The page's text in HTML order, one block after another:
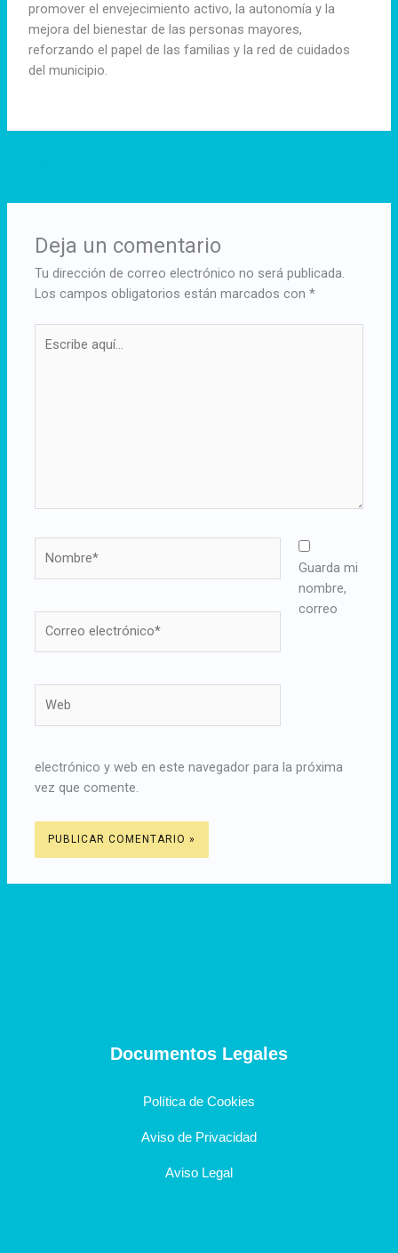
promover el envejecimiento activo, la autonomía y la
mejora del bienestar de las personas mayores,
reforzando el papel de las familias y la red de cuidados
del municipio.
Deja un comentario
Tu dirección de correo electrónico no será publicada.
Los campos obligatorios están marcados con*
aquí...
electrónico*
Guarda mi
nombre,
correo
electrónico y web en este navegador para la próxima
vez que comente.
Documentos Legales
Política de Cookies
Aviso de Privacidad
Aviso Legal